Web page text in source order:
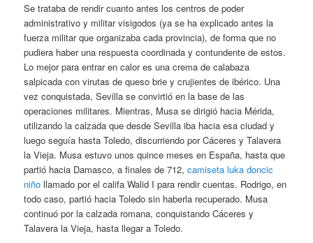
Se trataba de rendir cuanto antes los centros de poder
administrativo y militar visigodos (ya se ha explicado antes la
fuerza militar que organizaba cada provincia), de forma que no
pudiera haber una respuesta coordinada y contundente de estos.
Lo mejor para entrar en calor es una crema de calabaza
salpicada con virutas de queso brie y crujientes de ibérico. Una
vez conquistada, Sevilla se convirtió en la base de las
operaciones militares. Mientras, Musa se dirigió hacia Mérida,
utilizando la calzada que desde Sevilla iba hacia esa ciudad y
luego seguía hasta Toledo, discurriendo por Cáceres y Talavera
la Vieja. Musa estuvo unos quince meses en España, hasta que
partió hacia Damasco, a finales de 712,camiseta luka doncic
niño llamado por el califa Walid I para rendir cuentas. Rodrigo, en
todo caso, partió hacia Toledo sin haberla recuperado. Musa
continuó por la calzada romana, conquistando Cáceres y
Talavera la Vieja, hasta llegar a Toledo.